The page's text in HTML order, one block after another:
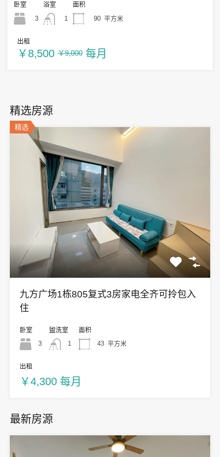
卧室
3
浴室
1
面积
90 平方米
出租
￥8,500 ￥9,000 每月
精选房源
精选
九方广场1栋805复式3房家电全齐可拎包入
住
卧室
3
盥洗室
1
面积
43 平方米
出租
￥4,300 每月
最新房源